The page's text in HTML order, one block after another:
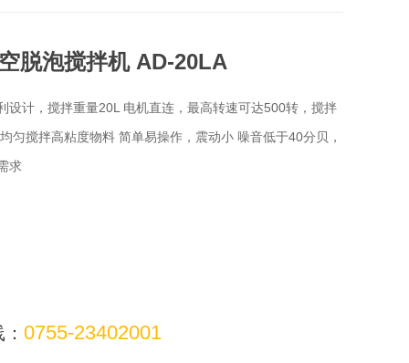
脱泡搅拌机 AD-20LA
设计，搅拌重量20L 电机直连，最高转速可达500转，搅拌
匀搅拌高粘度物料 简单易操作，震动小 噪音低于40分贝，
求
0755-23402001